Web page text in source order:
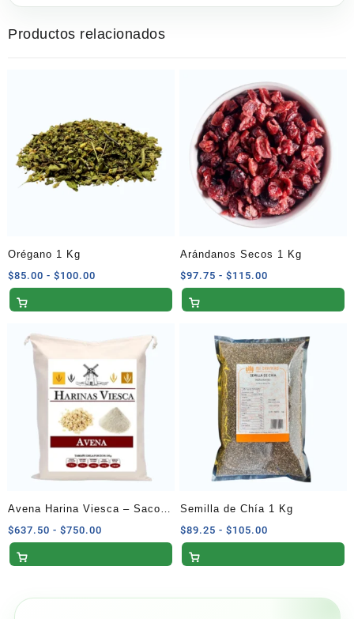
Productos relacionados
Orégano 1 Kg
$85.00 - $100.00
de
$85.00
hasta
$100.00
Arándanos Secos 1 Kg
$97.75 - $115.00
de
$97.75
hasta
$115.00
Avena Harina Viesca – Saco
de 25 kg
$637.50 - $750.00
de
$637.50
Semilla de Chía 1 Kg
$89.25 - $105.00
de
$89.25